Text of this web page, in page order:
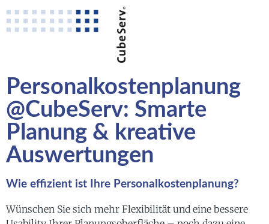
Personalkostenplanung
@CubeServ: Smarte
Planung & kreative
Auswertungen
Wie effizient ist Ihre Personalkostenplanung?
Wünschen Sie sich mehr Flexibilität und eine bessere